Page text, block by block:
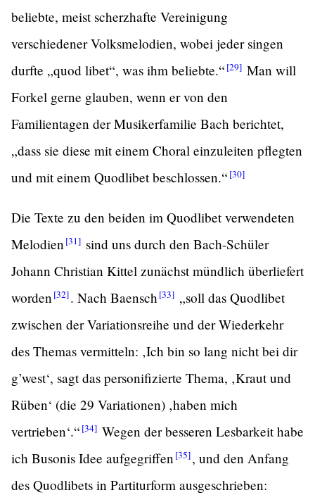
beliebte, meist scherzhafte Vereinigung
verschiedener Volksmelodien, wobei jeder singen
durfte „quod libet“, was ihm beliebte.“ [29] Man will
Forkel gerne glauben, wenn er von den
Familientagen der Musikerfamilie Bach berichtet,
„dass sie diese mit einem Choral einzuleiten pflegten
und mit einem Quodlibet beschlossen.“ [30]
Die Texte zu den beiden im Quodlibet verwendeten
Melodien[31] sind uns durch den Bach-Schüler
Johann Christian Kittel zunächst mündlich überliefert
worden[32]. Nach Baensch[33] „soll das Quodlibet
zwischen der Variationsreihe und der Wiederkehr
des Themas vermitteln: ‚Ich bin so lang nicht bei dir
g’west‘, sagt das personifizierte Thema, ‚Kraut und
Rüben‘ (die 29 Variationen) ‚haben mich
vertrieben‘.“ [34] Wegen der besseren Lesbarkeit habe
ich Busonis Idee aufgegriffen[35], und den Anfang
des Quodlibets in Partiturform ausgeschrieben: